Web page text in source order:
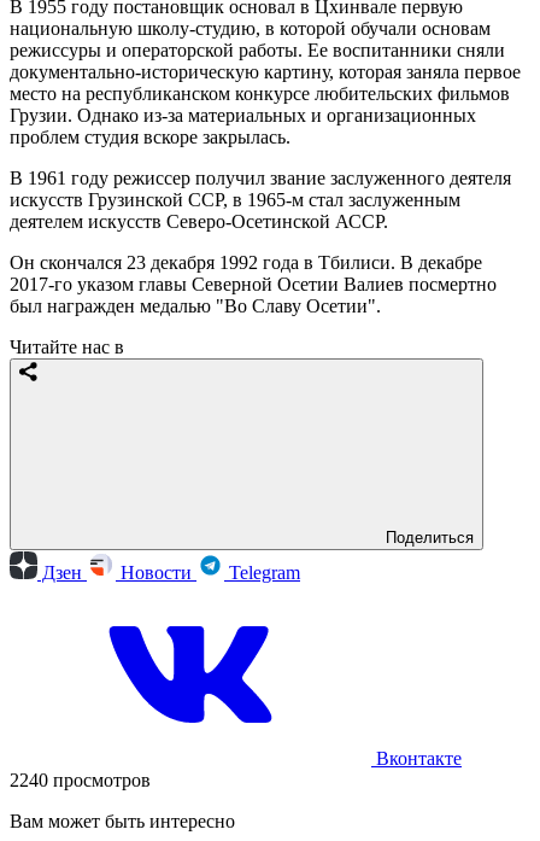
В 1955 году постановщик основал в Цхинвале первую
национальную школу-студию, в которой обучали основам
режиссуры и операторской работы. Ее воспитанники сняли
документально-историческую картину, которая заняла первое
место на республиканском конкурсе любительских фильмов
Грузии. Однако из-за материальных и организационных
проблем студия вскоре закрылась.
В 1961 году режиссер получил звание заслуженного деятеля
искусств Грузинской ССР, в 1965-м стал заслуженным
деятелем искусств Северо-Осетинской АССР.
Он скончался 23 декабря 1992 года в Тбилиси. В декабре
2017-го указом главы Северной Осетии Валиев посмертно
был награжден медалью "Во Славу Осетии".
Читайте нас в
Поделиться
Дзен Новости Telegram
Вконтакте
2240 просмотров
Вам может быть интересно